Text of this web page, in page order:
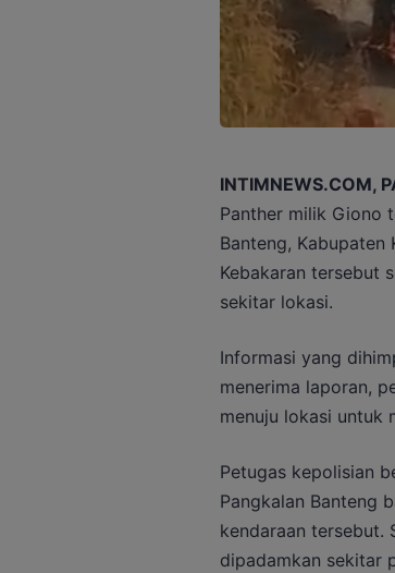
INTIMNEWS.COM,
Panther milik Giono
Banteng,
Kebakaran tersebut
sekitar lokasi.
Informasi yang
menerima laporan,
menuju lokasi untuk
Petugas kepolisian
Pangkalan Banteng
kendaraan tersebut.
dipadamkan sekitar